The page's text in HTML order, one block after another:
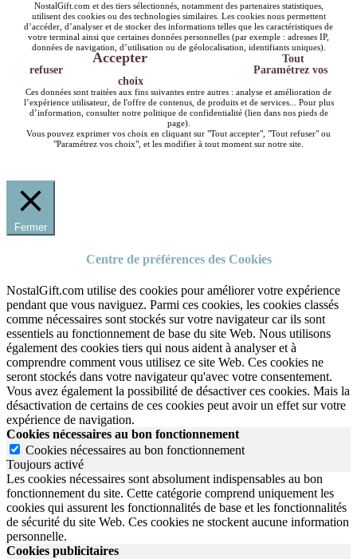
NostalGift.com et des tiers sélectionnés, notamment des partenaires statistiques,
utilisent des cookies ou des technologies similaires. Les cookies nous permettent
d’accéder, d’analyser et de stocker des informations telles que les caractéristiques de
votre terminal ainsi que certaines données personnelles (par exemple : adresses IP,
données de navigation, d’utilisation ou de géolocalisation, identifiants uniques).
Accepter
Tout
refuser
Paramétrez vos
choix
Ces données sont traitées aux fins suivantes entre autres : analyse et amélioration de
l’expérience utilisateur, de l'offre de contenus, de produits et de services... Pour plus
d’information, consulter notre politique de confidentialité (lien dans nos pieds de
page).
Vous pouvez exprimer vos choix en cliquant sur "Tout accepter", "Tout refuser" ou
"Paramétrez vos choix", et les modifier à tout moment sur notre site.
Fermer
Centre de préférences des Cookies
NostalGift.com utilise des cookies pour améliorer votre expérience
pendant que vous naviguez. Parmi ces cookies, les cookies classés
comme nécessaires sont stockés sur votre navigateur car ils sont
essentiels au fonctionnement de base du site Web. Nous utilisons
également des cookies tiers qui nous aident à analyser et à
comprendre comment vous utilisez ce site Web. Ces cookies ne
seront stockés dans votre navigateur qu'avec votre consentement.
Vous avez également la possibilité de désactiver ces cookies. Mais la
désactivation de certains de ces cookies peut avoir un effet sur votre
expérience de navigation.
Cookies nécessaires au bon fonctionnement
Cookies nécessaires au bon fonctionnement
Toujours activé
Les cookies nécessaires sont absolument indispensables au bon
fonctionnement du site. Cette catégorie comprend uniquement les
cookies qui assurent les fonctionnalités de base et les fonctionnalités
de sécurité du site Web. Ces cookies ne stockent aucune information
personnelle.
Cookies publicitaires